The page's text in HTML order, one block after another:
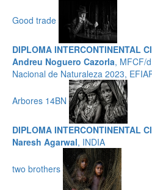
Good trade
DIPLOMA INTERCONTINENTAL
Andreu Noguero Cazorla, MFCF/
Nacional de Naturaleza 2023,
Arbores 14BN
DIPLOMA INTERCONTINENTAL
Naresh Agarwal, INDIA
two brothers